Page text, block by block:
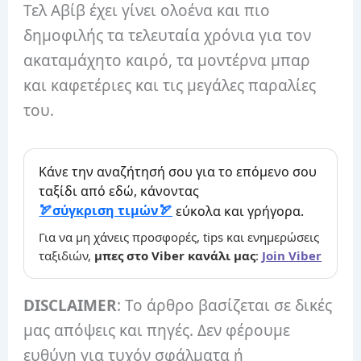
Τελ Αβίβ έχει γίνει ολοένα και πιο
δημοφιλής τα τελευταία χρόνια για τον
ακαταμάχητο καιρό, τα μοντέρνα μπαρ
και καφετέριες και τις μεγάλες παραλίες
του.
Κάνε την αναζήτησή σου για το επόμενο σου
ταξίδι από εδώ, κάνοντας
σύγκριση τιμών
εύκολα και γρήγορα.
Για να μη χάνεις προσφορές, tips και ενημερώσεις
ταξιδιών, μπες στο Viber κανάλι μας: Join Viber
DISCLAIMER: Το άρθρο βασίζεται σε δικές
μας απόψεις και πηγές. Δεν φέρουμε
ευθύνη για τυχόν σφάλματα ή